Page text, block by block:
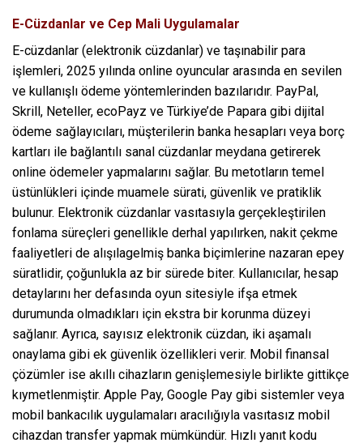
E-Cüzdanlar ve Cep Mali Uygulamalar
E-cüzdanlar (elektronik cüzdanlar) ve taşınabilir para
işlemleri, 2025 yılında online oyuncular arasında en sevilen
ve kullanışlı ödeme yöntemlerinden bazılarıdır. PayPal,
Skrill, Neteller, ecoPayz ve Türkiye’de Papara gibi dijital
ödeme sağlayıcıları, müşterilerin banka hesapları veya borç
kartları ile bağlantılı sanal cüzdanlar meydana getirerek
online ödemeler yapmalarını sağlar. Bu metotların temel
üstünlükleri içinde muamele sürati, güvenlik ve pratiklik
bulunur. Elektronik cüzdanlar vasıtasıyla gerçekleştirilen
fonlama süreçleri genellikle derhal yapılırken, nakit çekme
faaliyetleri de alışılagelmiş banka biçimlerine nazaran epey
süratlidir, çoğunlukla az bir sürede biter. Kullanıcılar, hesap
detaylarını her defasında oyun sitesiyle ifşa etmek
durumunda olmadıkları için ekstra bir korunma düzeyi
sağlanır. Ayrıca, sayısız elektronik cüzdan, iki aşamalı
onaylama gibi ek güvenlik özellikleri verir. Mobil finansal
çözümler ise akıllı cihazların genişlemesiyle birlikte gittikçe
kıymetlenmiştir. Apple Pay, Google Pay gibi sistemler veya
mobil bankacılık uygulamaları aracılığıyla vasıtasız mobil
cihazdan transfer yapmak mümkündür. Hızlı yanıt kodu